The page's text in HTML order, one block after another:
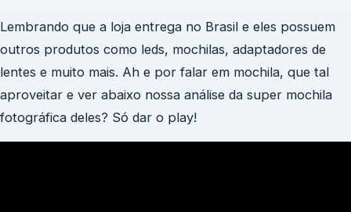
Lembrando que a loja entrega no Brasil e eles possuem
outros produtos como leds, mochilas, adaptadores de
lentes e muito mais. Ah e por falar em mochila, que tal
aproveitar e ver abaixo nossa análise da super mochila
fotográfica deles? Só dar o play!